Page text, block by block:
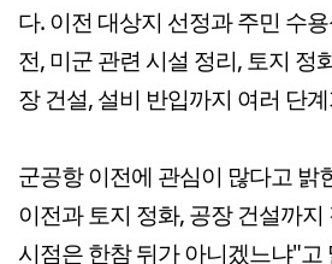
다. 이전 대상지 선정과 주민 수
전, 미군 관련 시설 정리, 토지 정
장 건설, 설비 반입까지 여러 단
군공항 이전에 관심이 많다고 밝
이전과 토지 정화, 공장 건설까
시점은 한참 뒤가 아니겠느냐"고